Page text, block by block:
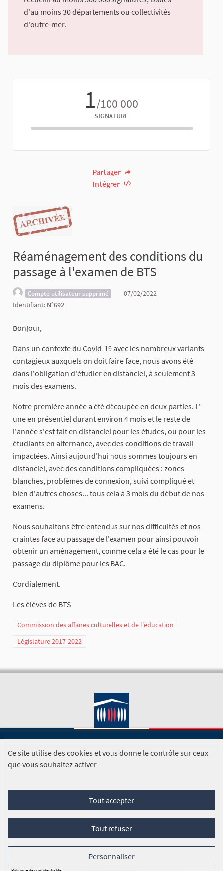
d'au moins 30 départements ou collectivités
d'outre-mer.
1/100 000
SIGNATURE
Partager
Intégrer
Réaménagement des conditions du
passage à l'examen de BTS
Compte utilisateur supprimé
07/02/2022
Identifiant: N°692
Bonjour,
Dans un contexte du Covid-19 avec les nombreux variants
contagieux auxquels on doit faire face, nous avons été
dans l'obligation d'étudier en distanciel, à seulement 3
mois des examens.
Notre première année a été découpée en deux parties. L'
une en présentiel durant environ 4 mois et le reste de
l'année s'est fait en distanciel pour les études, ou pour les
étudiants en alternance, avec des conditions de travail
impactées. Ainsi aujourd'hui nous sommes toujours en
distanciel, avec des conditions compliquées : zones
blanches, problèmes de connexion, suivi compliqué et
bien d'autres choses... tous cela à 3 mois du début de nos
examens.
Nous souhaitons être entendus sur nos difficultés et nos
craintes face au passage de l'examen pour ainsi pouvoir
obtenir un aménagement, comme cela a été le cas pour le
passage du diplôme pour les BAC.
Cordialement.
Les élèves de BTS
Commission des affaires culturelles et de l'éducation
Législature 2017-2022
SITE DE L'ASSEMBLÉE NATIONALE
Foire aux questions
Conditions générales d'utilisation (CGU)
Mentions légales
Cookies
Panneau de gestion des cookies
Ce site utilise des cookies et vous donne le contrôle sur ceux
que vous souhaitez activer
Tout accepter
Tout refuser
Personnaliser
Politique de confidentialité